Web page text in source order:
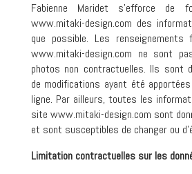
Fabienne Maridet s’efforce
www.mitaki-design.com des
que possible. Les
www.mitaki-design.com ne sont
photos non contractuelles. Ils sont
de modifications ayant été
ligne. Par ailleurs, toutes les
site www.mitaki-design.com sont
et sont susceptibles de changer ou
Limitation contractuelles sur les